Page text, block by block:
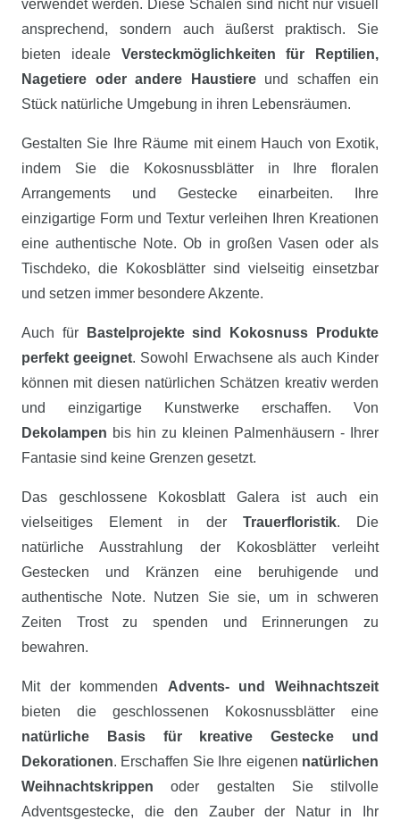
verwendet werden. Diese Schalen sind nicht nur visuell
ansprechend, sondern auch äußerst praktisch. Sie
bieten ideale Versteckmöglichkeiten für Reptilien,
Nagetiere oder andere Haustiereund schaffen ein
Stück natürliche Umgebung in ihren Lebensräumen.
Gestalten Sie Ihre Räume mit einem Hauch von Exotik,
indem Sie die Kokosnussblätter in Ihre floralen
Arrangements und Gestecke einarbeiten. Ihre
einzigartige Form und Textur verleihen Ihren Kreationen
eine authentische Note. Ob in großen Vasen oder als
Tischdeko, die Kokosblätter sind vielseitig einsetzbar
und setzen immer besondere Akzente.
Auch für
Bastelprojekte sind Kokosnuss Produkte
perfekt geeignet. Sowohl Erwachsene als auch Kinder
können mit diesen natürlichen Schätzen kreativ werden
und einzigartige Kunstwerke erschaffen. Von
Dekolampen bis hin zu kleinen Palmenhäusern - Ihrer
Fantasie sind keine Grenzen gesetzt.
Das geschlossene Kokosblatt Galera ist auch ein
vielseitiges Element in der Trauerfloristik. Die
natürliche Ausstrahlung der Kokosblätter verleiht
Gestecken und Kränzen eine beruhigende und
authentische Note. Nutzen Sie sie, um in schweren
Zeiten Trost zu spenden und Erinnerungen zu
bewahren.
Mit der kommenden Advents- und Weihnachtszeit
bieten die geschlossenen Kokosnussblätter eine
natürliche Basis für kreative Gestecke und
Dekorationen. Erschaffen Sie Ihre eigenen natürlichen
Weihnachtskrippen oder gestalten Sie stilvolle
Adventsgestecke, die den Zauber der Natur in Ihr